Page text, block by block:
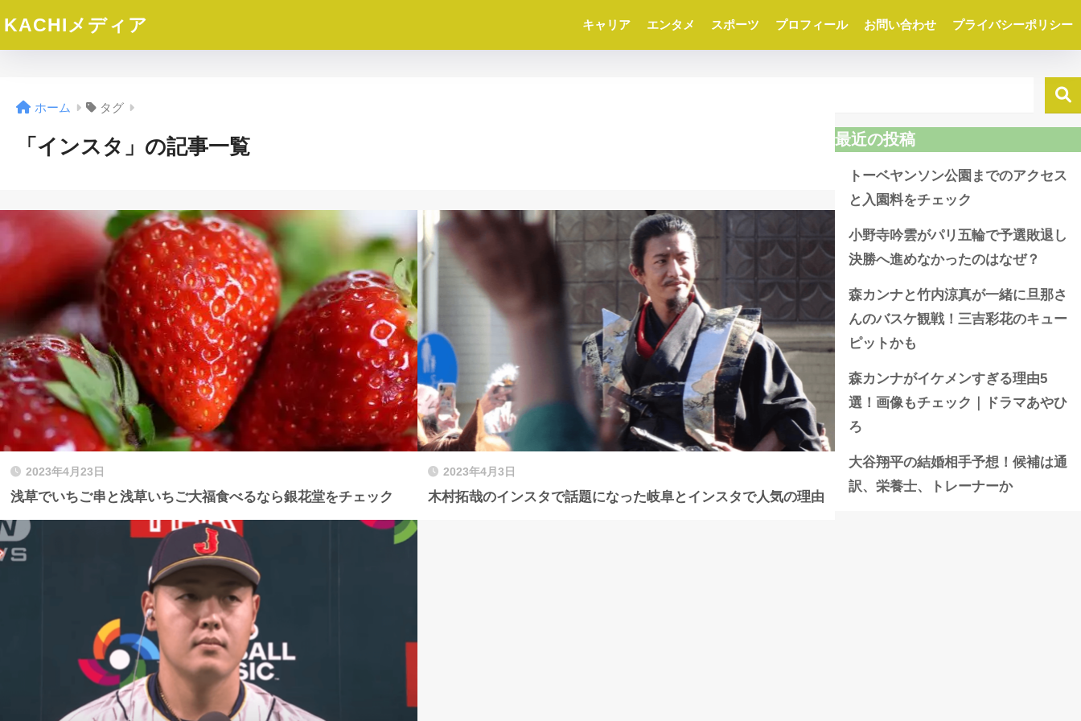
KACHIメディア キャリア エンタメ スポーツ プロフィール お問い合わせ プライバシーポリシー
ホーム タグ
「インスタ」の記事一覧
2023年4月23日
浅草でいちご串と浅草いちご大福食べるなら銀花堂をチェック
2023年4月3日
木村拓哉のインスタで話題になった岐阜とインスタで人気の理由
最近の投稿
トーベヤンソン公園までのアクセス
と入園料をチェック
小野寺吟雲がパリ五輪で予選敗退し
決勝へ進めなかったのはなぜ？
森カンナと竹内涼真が一緒に旦那さ
んのバスケ観戦！三吉彩花のキュー
ピットかも
森カンナがイケメンすぎる理由5
選！画像もチェック｜ドラマあやひ
ろ
大谷翔平の結婚相手予想！候補は通
訳、栄養士、トレーナーか